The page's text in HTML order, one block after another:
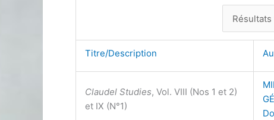
Titre/Description
Claudel Studies, Vol. VIII (Nos 1 et 2)
et IX (N°1)